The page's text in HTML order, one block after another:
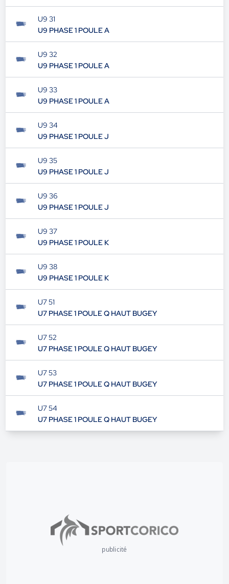
U9 31
U9 PHASE 1 POULE A
U9 32
U9 PHASE 1 POULE A
U9 33
U9 PHASE 1 POULE A
U9 34
U9 PHASE 1 POULE J
U9 35
U9 PHASE 1 POULE J
U9 36
U9 PHASE 1 POULE J
U9 37
U9 PHASE 1 POULE K
U9 38
U9 PHASE 1 POULE K
U7 51
U7 PHASE 1 POULE Q HAUT BUGEY
U7 52
U7 PHASE 1 POULE Q HAUT BUGEY
U7 53
U7 PHASE 1 POULE Q HAUT BUGEY
U7 54
U7 PHASE 1 POULE Q HAUT BUGEY
publicité